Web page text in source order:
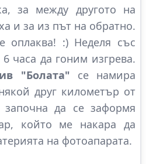
за между другото на
и за из път на обратно.
оплаква! :) Неделя със
часа да гоним изгрева.
"Болата" се намира
друг километър от
да се заформя
който ме накара да
на фотоапарата.